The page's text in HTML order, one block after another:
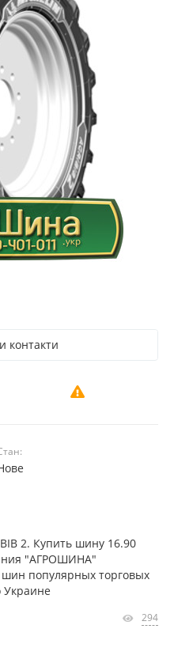
контакти
2. Купить шину 16.90
"АГРОШИНА"
популярных торговых
Украине
294